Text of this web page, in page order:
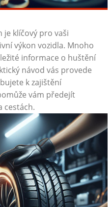
je klíčový pro vaši
výkon vozidla. Mnoho
informace ‌o huštění
návod vás provede
k zajištění
vám předejít
cestách.